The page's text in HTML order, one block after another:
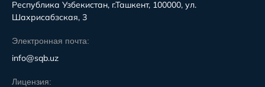
Республика Узбекистан, г.Ташкент, 100000, ул.
Шахрисабзская, 3
Электронная почта:
info@sqb.uz
Лицензия: